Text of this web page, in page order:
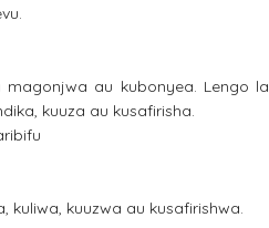
au kubonyea. Lengo la
kuuza au kusafirisha.
kuuzwa au kusafirishwa.